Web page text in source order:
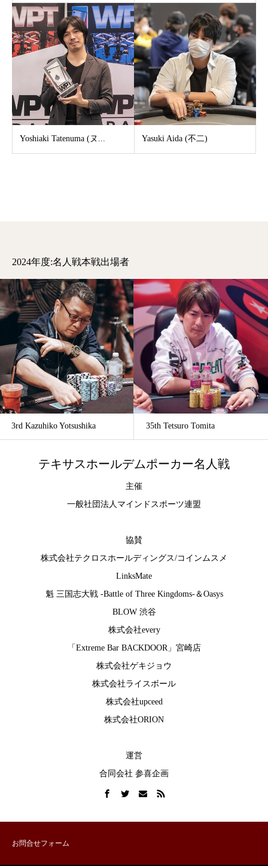
Yoshiaki Tatenuma (ヌ... Yasuki Aida (不二)
2024年度:名人戦本戦出場者
3rd Kazuhiko Yotsushika 35th Tetsuro Tomita
テキサスホールデムポーカー名人戦
主催
一般社団法人マインドスポーツ連盟
協賛
株式会社テクロスホールディングス/コインムスメ
LinksMate
魁 三国志大戦 -Battle of Three Kingdoms-＆Oasys
BLOW 渋谷
株式会社every
「Extreme Bar BACKDOOR」宮崎店
株式会社ゲキジョウ
株式会社ライスボール
株式会社upceed
株式会社ORION
運営
合同会社 参喜企画
お問合せフォーム